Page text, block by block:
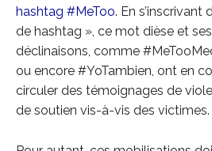
hashtag #MeToo. En
de hashtag », ce mot dièse et
déclinaisons, comme
ou encore #YoTambien, ont en
circuler des témoignages de
de soutien vis-à-vis des victimes.